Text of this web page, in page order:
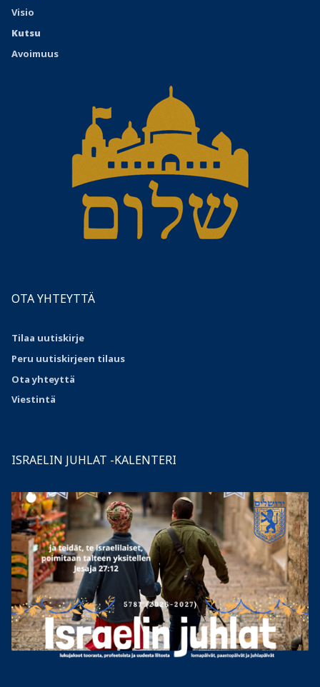
Visio
Kutsu
Avoimuus
OTA YHTEYTTÄ
Tilaa uutiskirje
Peru uutiskirjeen tilaus
Otayhteyttä
Viestintä
ISRAELIN JUHLAT -KALENTERI